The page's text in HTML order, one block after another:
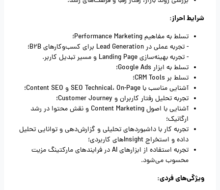
شرایط احراز:
تسلط به مفاهیم Performance Marketing؛
- تجربه عملی در Lead Generation برای کسب‌وکارهای B2B؛
- تجربه بهینه‌سازی Landing Page و مسیر تبدیل کاربر.
تسلط به ابزار Google Ads؛
تسلط بر CRM Tools؛
آشنایی مناسب با SEO Technical، On-Page و Content SEO؛
تجربه تحلیل رفتار کاربران و Customer Journey؛
آشنایی با اصول Content Marketing و نقش محتوا در رشد
ارگانیک؛
تجربه کار با داشبوردهای تحلیلی و گزارش‌دهی و توانایی تحلیل
داده و استخراج Insightهای کاربردی؛
تجربه استفاده از ابزارهای AI در فرایندهای مارکتینگ مزیت
محسوب می‌شود.
ویژگی‌های فردی: